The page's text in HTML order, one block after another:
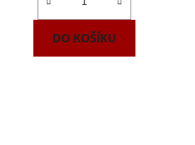
DO KOŠÍKU